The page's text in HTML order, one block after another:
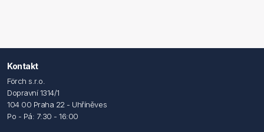
Kontakt
Förch s.r.o.
Dopravní 1314/1
104 00 Praha 22 - Uhříněves
Po - Pá: 7:30 - 16:00